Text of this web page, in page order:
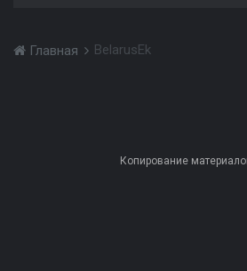
Главная BelarusEk
Копирование